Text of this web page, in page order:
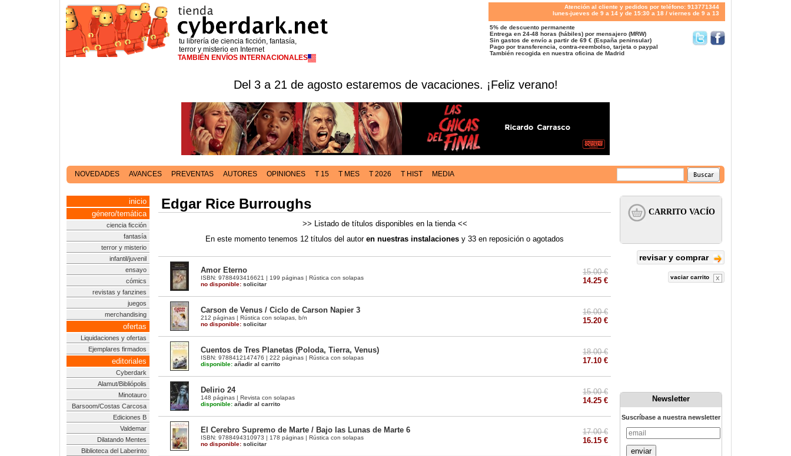
tu librería de ciencia ficción, fantasía,
terror y misterio en Internet
TAMBIÉN ENVÍOS INTERNACIONALES
Atención al cliente y pedidos por teléfono: 913771344
lunes-jueves de 9 a 14 y de 15:30 a 18 / viernes de 9 a 13
5% de descuento permanente
Entrega en 24-48 horas (hábiles) por mensajero (MRW)
Sin gastos de envío a partir de 69 € (España peninsular)
Pago por transferencia, contra-reembolso, tarjeta o paypal
También recogida en nuestra oficina de Madrid
Del 3 a 21 de agosto estaremos de vacaciones. ¡Feliz verano!
NOVEDADES AVANCES PREVENTAS AUTORES OPINIONES T 15 T MES T 2026 T HIST MEDIA
inicio
género/temática
ciencia ficción
fantasía
terror y misterio
infantil/juvenil
ensayo
cómics
revistas y fanzines
juegos
merchandising
ofertas
Liquidaciones y ofertas
Ejemplares firmados
editoriales
Cyberdark
Alamut/Bibliópolis
Minotauro
Barsoom/Costas Carcosa
Ediciones B
Valdemar
Dilatando Mentes
Biblioteca del Laberinto
Edgar Rice Burroughs
>> Listado de títulos disponibles en la tienda <<
En este momento tenemos 12 títulos del autor en nuestras instalaciones y 33 en reposición o agotados
Amor Eterno
ISBN: 9788493416621 | 199 páginas | Rústica con solapas
no disponible: solicitar
15.00 €
14.25 €
Carson de Venus / Ciclo de Carson Napier 3
212 páginas | Rústica con solapas, b/n
no disponible: solicitar
16.00 €
15.20 €
Cuentos de Tres Planetas (Poloda, Tierra, Venus)
ISBN: 9788412147476 | 222 páginas | Rústica con solapas
disponible: añadir al carrito
18.00 €
17.10 €
Delirio 24
148 páginas | Revista con solapas
disponible: añadir al carrito
15.00 €
14.25 €
El Cerebro Supremo de Marte / Bajo las Lunas de Marte 6
ISBN: 9788494310973 | 178 páginas | Rústica con solapas
no disponible: solicitar
17.00 €
16.15 €
revisar y comprar
vaciar carrito
Newsletter
Suscríbase a nuestra newsletter
enviar